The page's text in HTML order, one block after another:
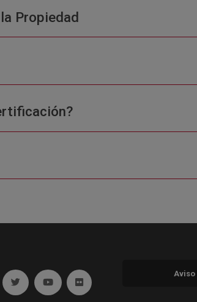
Propiedad
(abre en ventana nueva)
Ir a twitter (abre en ventana nueva)
Ir a YouTube (abre en ventana nueva)
Ir a Flickr (abre en ventana
Aviso